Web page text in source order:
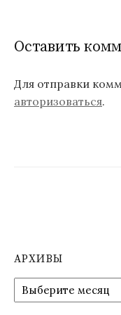
ц
и
п
и
с
Оставить
Для отправки
авторизоваться.
АРХИВЫ
р